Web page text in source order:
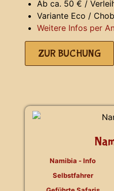
Ab ca. 50 € /
Variante Eco /
Weitere Infos per
ZUR BUCHUNG
Namibia - Info
Selbstfahrer